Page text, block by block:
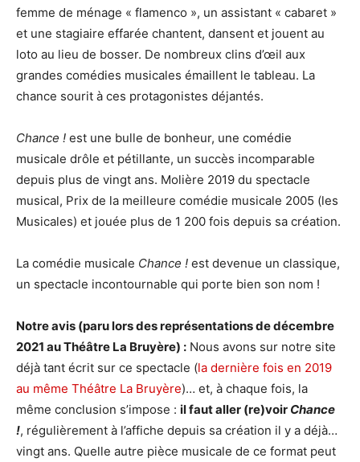
femme de ménage « flamenco », un assistant « cabaret »
et une stagiaire effarée chantent, dansent et jouent au
loto au lieu de bosser. De nombreux clins d’œil aux
grandes comédies musicales émaillent le tableau. La
chance sourit à ces protagonistes déjantés.
Chance ! est une bulle de bonheur, une comédie
musicale drôle et pétillante, un succès incomparable
depuis plus de vingt ans. Molière 2019 du spectacle
musical, Prix de la meilleure comédie musicale 2005 (les
Musicales) et jouée plus de 1 200 fois depuis sa création.
La comédie musicale Chance ! est devenue un classique,
un spectacle incontournable qui porte bien son nom !
Notre avis (paru lors des représentations de décembre
2021 au Théâtre La Bruyère) : Nous avons sur notre site
déjà tant écrit sur ce spectacle (la dernière fois en 2019
au même Théâtre La Bruyère)… et, à chaque fois, la
même conclusion s’impose : il faut aller (re)voir Chance
!, régulièrement à l’affiche depuis sa création il y a déjà…
vingt ans. Quelle autre pièce musicale de ce format peut